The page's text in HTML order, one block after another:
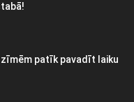
patīk pavadīt laiku